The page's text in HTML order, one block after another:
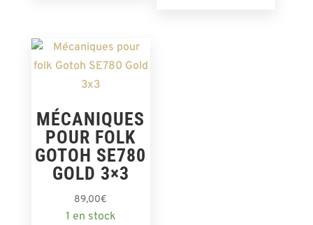
MÉCANIQUES
POUR FOLK
GOTOH SE780
GOLD 3×3
89,00€
1 en stock